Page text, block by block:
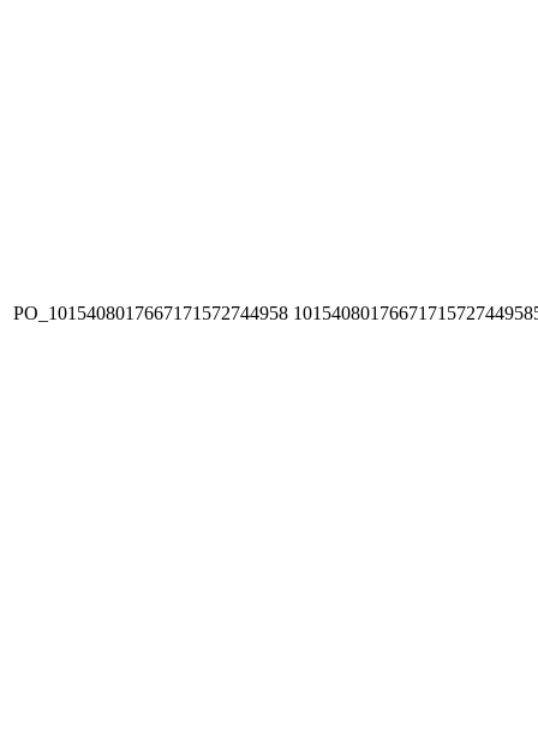
PO_1015408017667171572744958